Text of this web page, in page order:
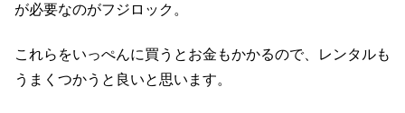
が必要なのがフジロック。
これらをいっぺんに買うとお金もかかるので、レンタルも
うまくつかうと良いと思います。